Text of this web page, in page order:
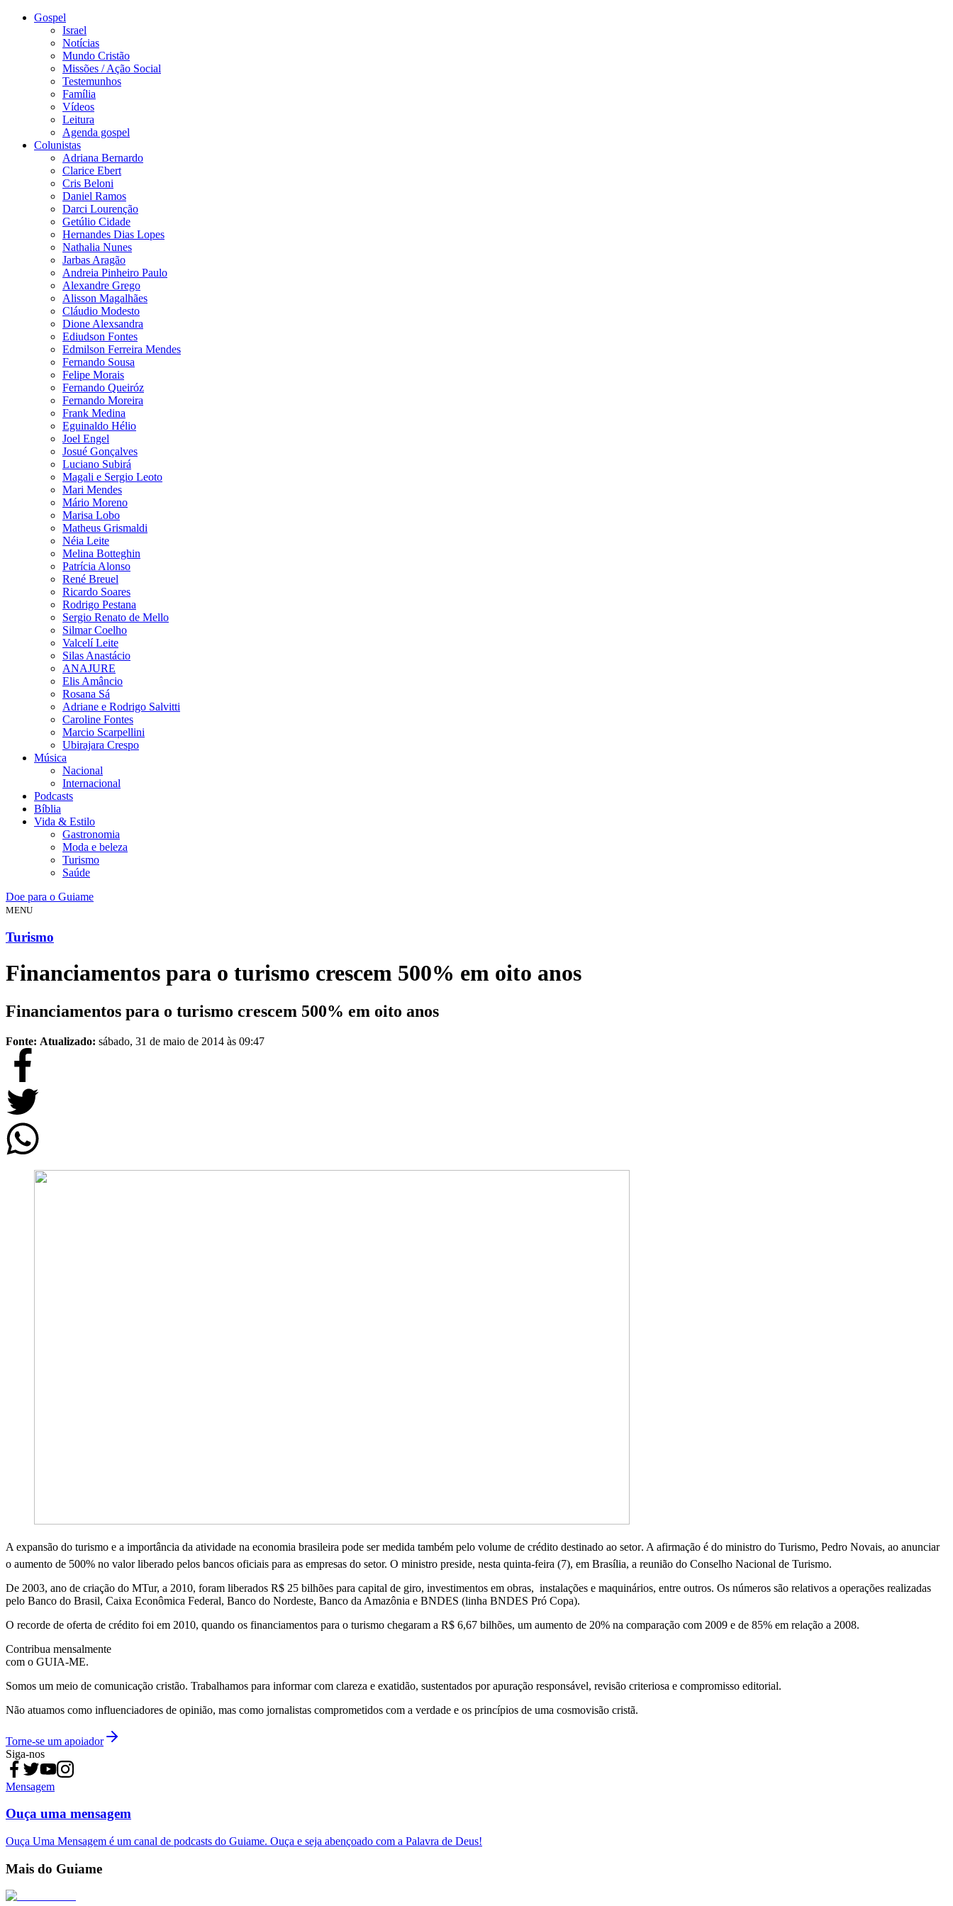
Gospel
Israel
Notícias
Mundo Cristão
Missões / Ação Social
Testemunhos
Família
Vídeos
Leitura
Agenda gospel
Colunistas
Adriana Bernardo
Clarice Ebert
Cris Beloni
Daniel Ramos
Darci Lourenção
Getúlio Cidade
Hernandes Dias Lopes
Nathalia Nunes
Jarbas Aragão
Andreia Pinheiro Paulo
Alexandre Grego
Alisson Magalhães
Cláudio Modesto
Dione Alexsandra
Ediudson Fontes
Edmilson Ferreira Mendes
Fernando Sousa
Felipe Morais
Fernando Queiróz
Fernando Moreira
Frank Medina
Eguinaldo Hélio
Joel Engel
Josué Gonçalves
Luciano Subirá
Magali e Sergio Leoto
Mari Mendes
Mário Moreno
Marisa Lobo
Matheus Grismaldi
Néia Leite
Melina Botteghin
Patrícia Alonso
René Breuel
Ricardo Soares
Rodrigo Pestana
Sergio Renato de Mello
Silmar Coelho
Valcelí Leite
Silas Anastácio
ANAJURE
Elis Amâncio
Rosana Sá
Adriane e Rodrigo Salvitti
Caroline Fontes
Marcio Scarpellini
Ubirajara Crespo
Música
Nacional
Internacional
Podcasts
Bíblia
Vida & Estilo
Gastronomia
Moda e beleza
Turismo
Saúde
Doe para o Guiame
MENU
Turismo
Financiamentos para o turismo crescem 500% em oito anos
Financiamentos para o turismo crescem 500% em oito anos
Fonte: Atualizado: sábado, 31 de maio de 2014 às 09:47
A expansão do turismo e a importância da atividade na economia brasileira pode ser medida também pelo volume de crédito destinado ao setor. A afirmação é do ministro do Turismo, Pedro Novais, ao anunciar
o aumento de 500% no valor liberado pelos bancos oficiais para as empresas do setor. O ministro preside, nesta quinta-feira (7), em Brasília, a reunião do Conselho Nacional de Turismo.
De 2003, ano de criação do MTur, a 2010, foram liberados R$ 25 bilhões para capital de giro, investimentos em obras, instalações e maquinários, entre outros. Os números são relativos a operações realizadas
pelo Banco do Brasil, Caixa Econômica Federal, Banco do Nordeste, Banco da Amazônia e BNDES (linha BNDES Pró Copa).
O recorde de oferta de crédito foi em 2010, quando os financiamentos para o turismo chegaram a R$ 6,67 bilhões, um aumento de 20% na comparação com 2009 e de 85% em relação a 2008.
Contribua mensalmente
com o GUIA-ME.
Somos um meio de comunicação cristão. Trabalhamos para informar com clareza e exatidão, sustentados por apuração responsável, revisão criteriosa e compromisso editorial.
Não atuamos como influenciadores de opinião, mas como jornalistas comprometidos com a verdade e os princípios de uma cosmovisão cristã.
Torne-se um apoiador
Siga-nos
Mensagem
Ouça uma mensagem
Ouça Uma Mensagem é um canal de podcasts do Guiame. Ouça e seja abençoado com a Palavra de Deus!
Mais do Guiame